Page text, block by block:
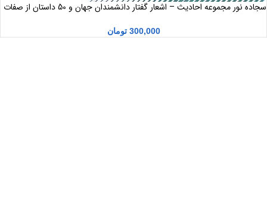
سجاده نور مجموعه احادیث – اشعار گفتار دانشمندان جهان و 50 داستان از صفات
300,000 تومان